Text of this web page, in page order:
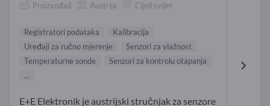
Proizvođač Austrija Cijeli svijet
Registratori podataka
Kalibracija
Uređaji za ručno mjerenje
Senzori za vlažnost
Temperaturne sonde
Senzori za kontrolu otapanja
...
E+E Elektronik je austrijski stručnjak za senzore